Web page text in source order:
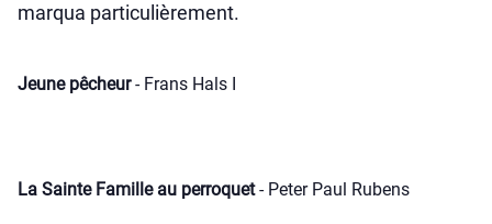
marqua particulièrement.
Jeune pêcheur- Frans Hals I
La Sainte Famille au perroquet- Peter Paul Rubens